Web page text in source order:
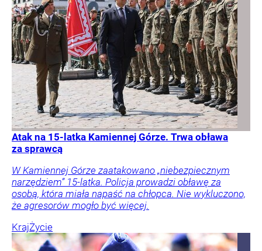
Atak na 15-latka Kamiennej Górze. Trwa obława
za sprawcą
W Kamiennej Górze zaatakowano „niebezpiecznym
narzędziem” 15-latka. Policja prowadzi obławę za
osobą, która miała napaść na chłopca. Nie wykluczono,
że agresorów mogło być więcej.
KrajŻycie